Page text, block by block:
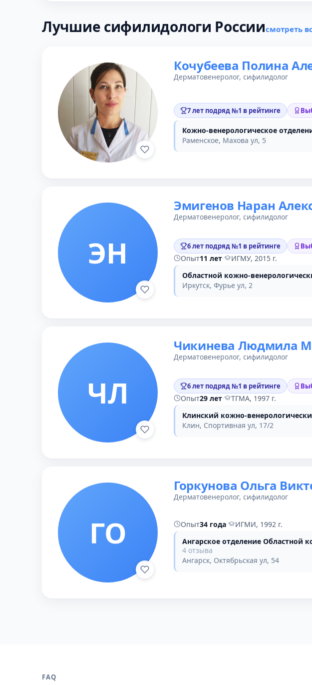
Лучшие сифилидологи Россиисмотреть
Кочубеева Полина
Дерматовенеролог, сифилидолог
7 лет подряд №1 в рейтинге
Кожно-венерологическое
Раменское, Махова ул, 5
ЭН
Эмигенов Наран
Дерматовенеролог, сифилидолог
6 лет подряд №1 в рейтинге
Опыт11 лет·
ИГМУ, 2015 г.
Областной кожно-
Иркутск, Фурье ул, 2
ЧЛ
Чикинева Людмила
Дерматовенеролог, сифилидолог
6 лет подряд №1 в рейтинге
Опыт29 лет·
ТГМА, 1997 г.
Клинский кожно-
Клин, Спортивная ул, 17/2
ГО
Горкунова Ольга
Дерматовенеролог, сифилидолог
Опыт34 года·
ИГМИ, 1992 г.
Ангарское отделение Областной
4 отзыва
Ангарск, Октябрьская ул, 54
FAQ